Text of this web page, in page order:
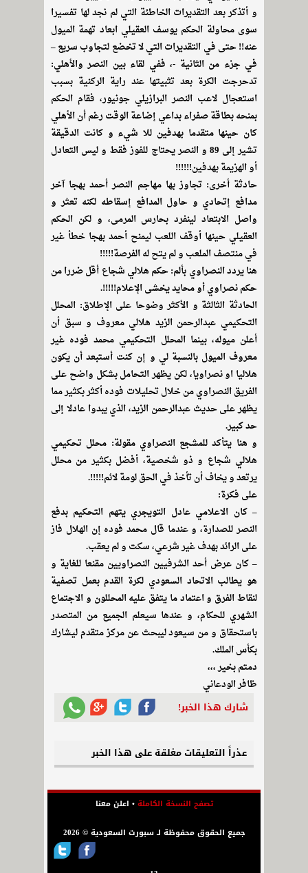
و أتذكر بعد التقديرات الخاطئة التي لم نجد لها تفسيرا
سوى محاولة الحكم يوسف العقيلي ابعاد تهمة الميول
عنه!! حتى في التقديرات التي لا تخضع لتجاوب سريع –
في جزء من الثانية -، ففي لقاء بين النصر والأهلي:
تدحرجت الكرة بعد تثبيتها عند راية الركنية بسبب
استعجال لاعب النصر البرازيلي جونيور، فقام الحكم
بمنحه بطاقة صفراء بداعي إضاعة الوقت رغم أن الأهلي
كان حينها متقدما بهدفين للا شيء و كانت الدقيقة
تشير إلى 89 و النصر يحتاج للفوز فقط و ليس التعادل
أو الهزيمة بهدفين!!!!!!
حادثة أخرى: تجاوز بها مهاجم النصر أحمد بهجا آخر
مدافع إتحادي و حاول المدافع إسقاطه لكنه تعثر و
واصل الابتعاد لينفرد بحارس المرمى، و لكن الحكم
العقيلي حينها أوقف اللعب ليمنح أحمد بهجا خطأ غير
في منتصف الملعب و لم يتح له الفرصة!!!!!
هنا يردد النصراوي بألم: حكم هلالي شجاع أقل ضررا من
حكم نصراوي أو محايد يخشى الإعلام!!!!!.
الحادثة الثالثة و الأكثر وضوحا على الإطلاق: المحلل
التحكيمي عبدالرحمن الزيد هلالي معروف و سبق أن
أعلن ميوله، بينما المحلل التحكيمي محمد فوده غير
معروف الميول بالنسبة لي و إن كنت أستبعد أن يكون
هلاليا او نصراويا، لكن يظهر التحامل بشكل واضح على
الفريق النصراوي من خلال تحليلات فوده أكثر بكثير مما
يظهر على حديث عبدالرحمن الزيد، الذي يبدوا عادلا إلى
حد كبير.
و هنا يتأكد للمشجع النصراوي مقولة: محلل تحكيمي
هلالي شجاع و ذو شخصية، أفضل بكثير من محلل
يرتعد و يخاف أن تأخذ في الحق لومة لائم!!!!!.
على فكرة:
– كان الاعلامي عادل التويجري يتهم التحكيم بدفع
النصر للصدارة، و عندما قال محمد فوده إن الهلال فاز
على الرائد بهدف غير شرعي، سكت و لم يعقب.
– كان عرض أحد الشرفيين النصراويين مقنعا للغاية و
هو يطالب الاتحاد السعودي لكرة القدم بعمل تصفية
لنقاط الفرق و اعتماد ما يتفق عليه المحللون و الاجتماع
الشهري للحكام، و عندها سيعلم الجميع من المتصدر
باستحقاق و من سيعود ليبحث عن مركز متقدم ليشارك
بكأس الملك.
دمتم بخير ،،،
ظافر الودعاني
شارك هذا الخبر!
عذراً التعليقات مغلقة على هذا الخبر
تصفح النسخة الكاملة• اعلن معنا
جميع الحقوق محفوظة لـ سبورت السعودية © 2026